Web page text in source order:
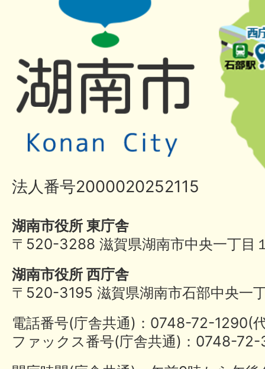
法人番号2000020252115
湖南市役所 東庁舎
〒520-3288 滋賀県湖南市中央一丁目
湖南市役所 西庁舎
〒520-3195 滋賀県湖南市石部中央一
電話番号(庁舎共通)：0748-72-
ファックス番号(庁舎共通)：0748-